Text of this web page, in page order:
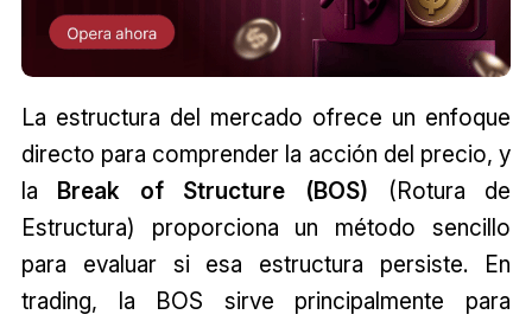
La estructura del mercado ofrece un enfoque
directo para comprender la acción del precio, y
la Break of Structure (BOS) (Rotura de
Estructura) proporciona un método sencillo
para evaluar si esa estructura persiste. En
trading, la BOS sirve principalmente para